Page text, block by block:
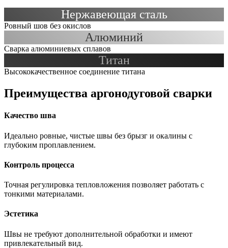
Нержавеющая сталь
Ровный шов без окислов
Алюминий
Сварка алюминиевых сплавов
Титан
Высококачественное соединение титана
Преимущества аргонодуговой сварки
Качество шва
Идеально ровные, чистые швы без брызг и окалины с
глубоким проплавлением.
Контроль процесса
Точная регулировка тепловложения позволяет работать с
тонкими материалами.
Эстетика
Швы не требуют дополнительной обработки и имеют
привлекательный вид.